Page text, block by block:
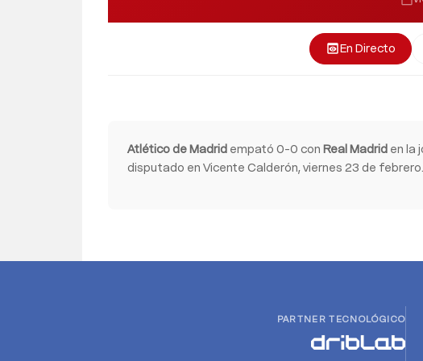
previewEn Directo
Atlético de Madrid empató 0-0 con Real Madrid en la
disputado en Vicente Calderón, viernes 23 de
PARTNER TECNOLÓGICO